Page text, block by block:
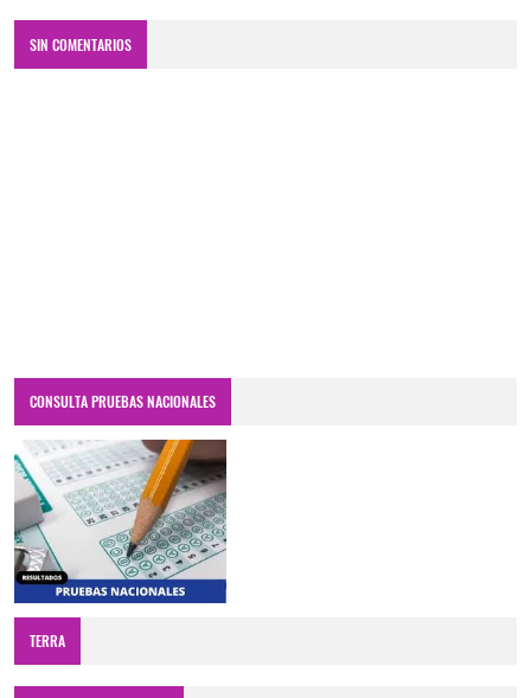
SIN COMENTARIOS
CONSULTA PRUEBAS NACIONALES
TERRA